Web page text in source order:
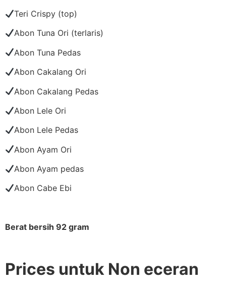
Teri Crispy (top)
Abon Tuna Ori (terlaris)
Abon Tuna Pedas
Abon Cakalang Ori
Abon Cakalang Pedas
Abon Lele Ori
Abon Lele Pedas
Abon Ayam Ori
Abon Ayam pedas
Abon Cabe Ebi
Berat bersih 92 gram
Prices untuk Non eceran